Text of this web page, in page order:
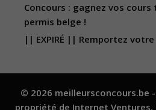
Concours : gagnez vos cours
permis belge !
|| EXPIRÉ || Remportez
© 2026 meilleursconcours.be
propriété de Internet Ventures.